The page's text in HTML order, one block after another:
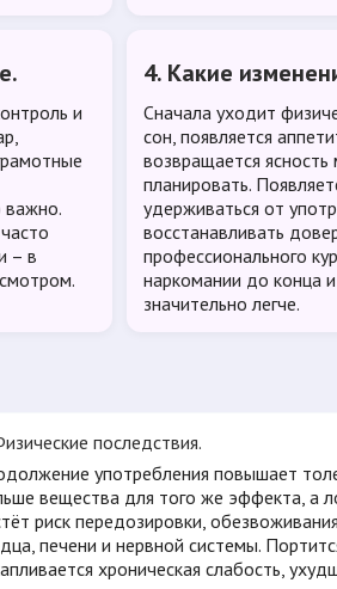
и
важно.
– в
4. Какие
Сначала уходит
сон, появляется
возвращается ясность
планировать.
удерживаться от
восстанавливать
профессионального
наркомании до конца
значительно легче.
последствия.
употребления повышает
вещества для того же эффекта, а
риск передозировки,
печени и нервной системы.
хроническая слабость,